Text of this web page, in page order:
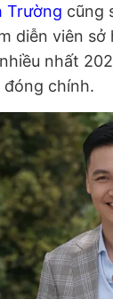
Trường cũng
diễn viên
nhất
đóng chính.